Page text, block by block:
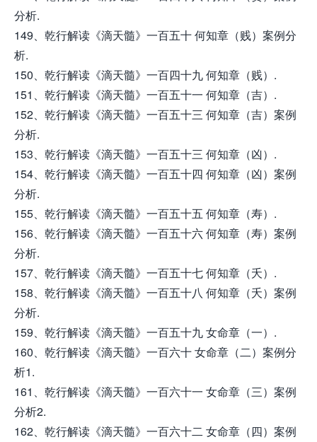
分析.
149、乾行解读《滴天髓》一百五十 何知章（贱）案例分
析.
150、乾行解读《滴天髓》一百四十九 何知章（贱）.
151、乾行解读《滴天髓》一百五十一 何知章（吉）.
152、乾行解读《滴天髓》一百五十三 何知章（吉）案例
分析.
153、乾行解读《滴天髓》一百五十三 何知章（凶）.
154、乾行解读《滴天髓》一百五十四 何知章（凶）案例
分析.
155、乾行解读《滴天髓》一百五十五 何知章（寿）.
156、乾行解读《滴天髓》一百五十六 何知章（寿）案例
分析.
157、乾行解读《滴天髓》一百五十七 何知章（夭）.
158、乾行解读《滴天髓》一百五十八 何知章（夭）案例
分析.
159、乾行解读《滴天髓》一百五十九 女命章（一）.
160、乾行解读《滴天髓》一百六十 女命章（二）案例分
析1.
161、乾行解读《滴天髓》一百六十一 女命章（三）案例
分析2.
162、乾行解读《滴天髓》一百六十二 女命章（四）案例